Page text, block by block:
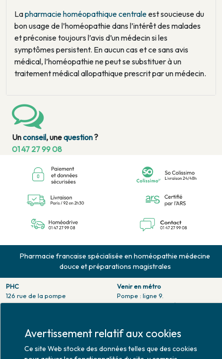
Lapharmacie homéopathique centraleest soucieuse du
bon usage de l’homéopathie dans l’intérêt des malades
et préconise toujours l’avis d’un médecin si les
symptômes persistent. En aucun cas et ce sans avis
médical, l’homéopathie ne peut se substituer à un
traitement médical allopathique prescrit par un médecin.
Unconseil, unequestion?
01 47 27 99 08
Pharmacie francaise spécialisée en homéopathie médecine
douce et préparations magistrales
PHC
126 rue de la pompe
75116 PARIS
Lundi : 10h30 - 20h00
Venir en métro
Pompe : ligne 9.
Trocadero : ligne 6/9.
Venir en bus
Avertissement relatif aux cookies
Ce site Web stocke des données telles que des cookies